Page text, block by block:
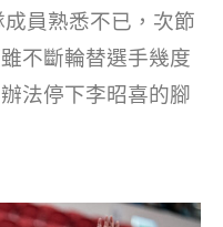
員熟悉不已，次節
不斷輪替選手幾度
法停下李昭喜的腳